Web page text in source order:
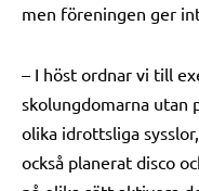
men föreningen ger
– I höst ordnar vi till
skolungdomarna utan
olika idrottsliga
också planerat disco